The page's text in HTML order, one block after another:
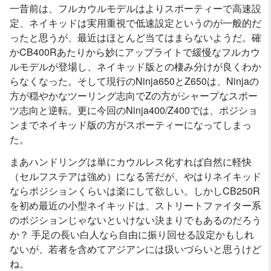
一昔前は、フルカウルモデルはよりスポーティーで高速設
定、ネイキッドは実用重視で低速設定というのが一般的だ
ったと思うが、最近はほとんど当てはまらないようだ。確
かCB400Rあたりから妙にアップライトで緩慢なフルカウ
ルモデルが登場し、ネイキッド版との棲み分けが良くわか
らなくなった。そして現行のNinja650とZ650は、Ninjaの
方が穏やかなツーリング志向でZの方がシャープなスポー
ツ志向と逆転。更に今回のNinja400/Z400では、ポジショ
ンまでネイキッド版の方がスポーティーになってしまっ
た。
まあハンドリングは単にカウルレス化すれば自然に軽快
（セルフステアは強め）になる筈だが、やはりネイキッド
ならポジションくらいは楽にして欲しい。しかしCB250R
を初め最近の小型ネイキッドは、ストリートファイター系
のポジションじゃないといけない決まりでもあるのだろう
か？ 手足の長い白人なら自由に振り回せる設定かもしれ
ないが、若者を含めてアジアンには扱いづらいと思うけど
ね。